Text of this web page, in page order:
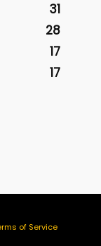
31
28
17
17
of Service